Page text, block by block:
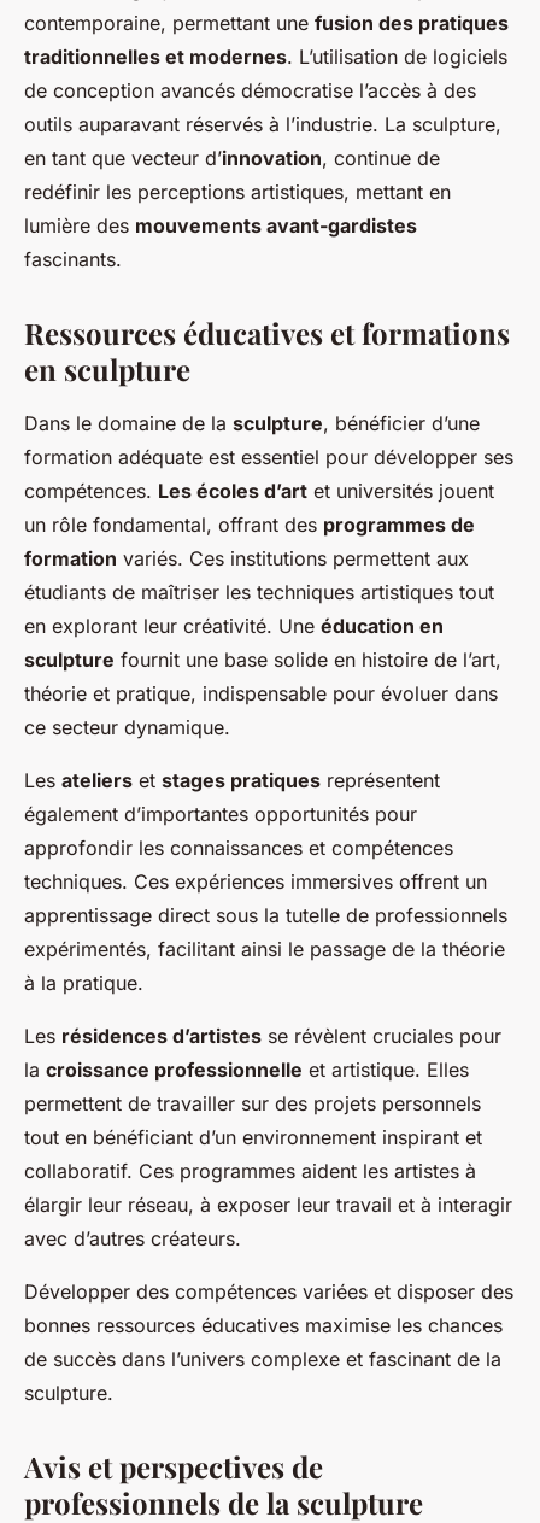
contemporaine, permettant une fusion des pratiques
traditionnelles et modernes. L’utilisation de logiciels
de conception avancés démocratise l’accès à des
outils auparavant réservés à l’industrie. La sculpture,
en tant que vecteur d’innovation, continue de
redéfinir les perceptions artistiques, mettant en
lumière des mouvements avant-gardistes
fascinants.
Ressources éducatives et formations
en sculpture
Dans le domaine de la sculpture, bénéficier d’une
formation adéquate est essentiel pour développer ses
compétences. Les écoles d’art et universités jouent
un rôle fondamental, offrant des programmes de
formation variés. Ces institutions permettent aux
étudiants de maîtriser les techniques artistiques tout
en explorant leur créativité. Une éducation en
sculpture fournit une base solide en histoire de l’art,
théorie et pratique, indispensable pour évoluer dans
ce secteur dynamique.
Les ateliers et stages pratiques représentent
également d’importantes opportunités pour
approfondir les connaissances et compétences
techniques. Ces expériences immersives offrent un
apprentissage direct sous la tutelle de professionnels
expérimentés, facilitant ainsi le passage de la théorie
à la pratique.
Les résidences d’artistes se révèlent cruciales pour
la croissance professionnelle et artistique. Elles
permettent de travailler sur des projets personnels
tout en bénéficiant d’un environnement inspirant et
collaboratif. Ces programmes aident les artistes à
élargir leur réseau, à exposer leur travail et à interagir
avec d’autres créateurs.
Développer des compétences variées et disposer des
bonnes ressources éducatives maximise les chances
de succès dans l’univers complexe et fascinant de la
sculpture.
Avis et perspectives de
professionnels de la sculpture